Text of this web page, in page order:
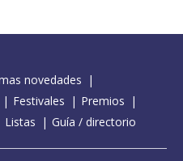
novedades
Festivales
Premios
Listas Guía / directorio